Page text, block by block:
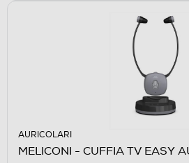
AURICOLARI
MELICONI - CUFFIA TV EASY